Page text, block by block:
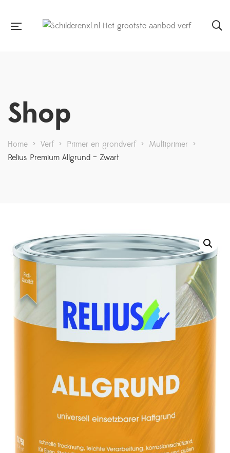
Shop
Home > Verf > Primer en grondverf > Multiprimer >
Relius Premium Allgrund – Zwart